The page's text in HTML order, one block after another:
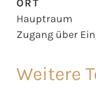
ORT
Hauptraum
Zugang über
Weitere